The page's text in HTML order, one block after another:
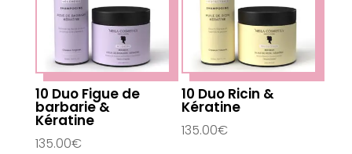
10 Duo Figue de
barbarie &
Kératine
135.00€
10 Duo Ricin &
Kératine
135.00€